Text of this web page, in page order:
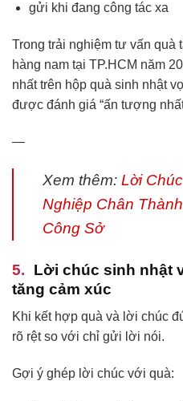
gửi khi đang công tác xa
Trong trải nghiệm tư vấn quà
hàng nam tại TP.HCM năm
nhất trên hộp quà sinh nhật
được đánh giá “ấn tượng
—
Xem thêm: Lời
Nghiệp Chân
Công Sở
Lời chúc sinh nhật
tăng cảm xúc
Khi kết hợp quà và lời chúc
rõ rệt so với chỉ gửi lời nói.
Gợi ý ghép lời chúc với quà: